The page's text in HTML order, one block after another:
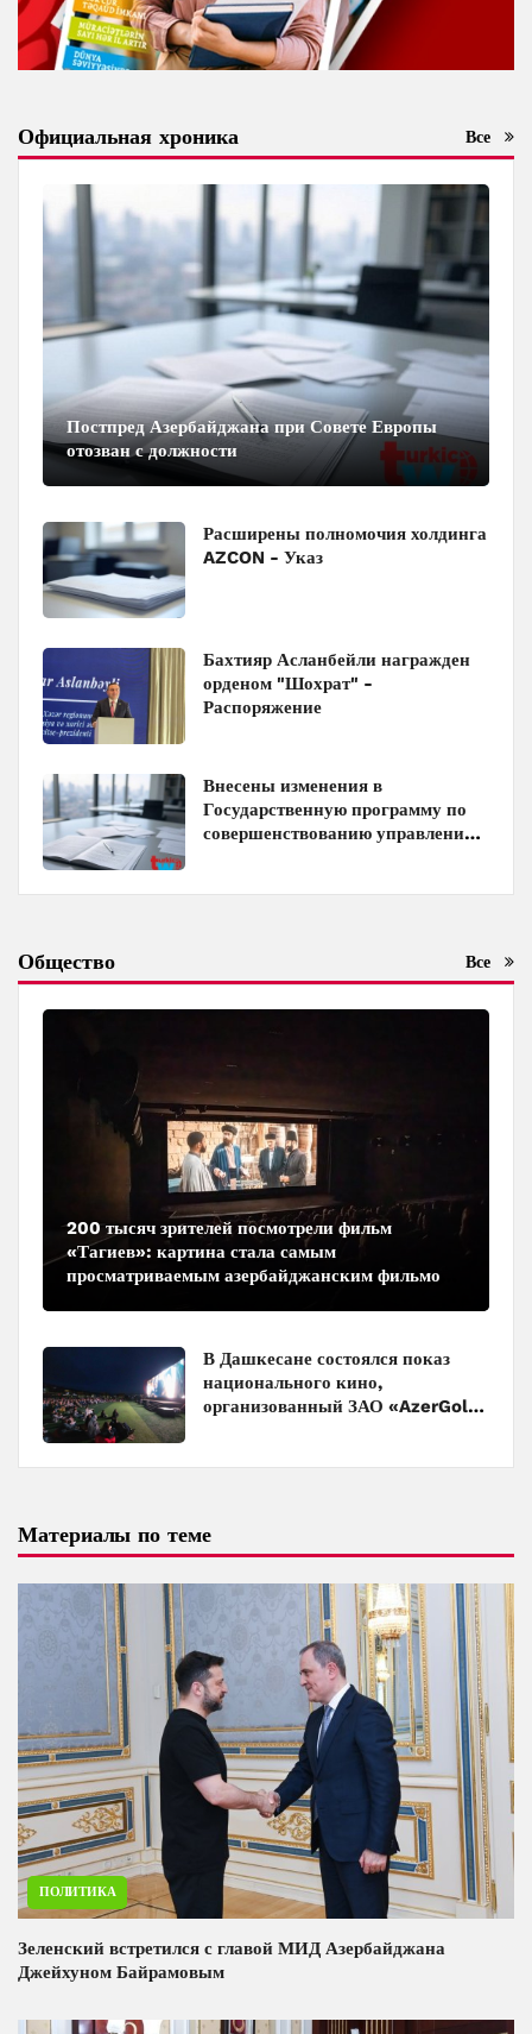
Официальная хроника Все
Постпред Азербайджана при Совете Европы
отозван с должности
Расширены полномочия холдинга
AZCON - Указ
Бахтияр Асланбейли награжден
орденом "Шохрат" -
Распоряжение
Внесены изменения в
Государственную программу по
совершенствованию управления
Общество Все
200 тысяч зрителей посмотрели фильм
«Тагиев»: картина стала самым
просматриваемым азербайджанским фильмом
В Дашкесане состоялся показ
национального кино,
организованный ЗАО «AzerGold»
Материалы по теме
ПОЛИТИКА
Зеленский встретился с главой МИД Азербайджана
Джейхуном Байрамовым